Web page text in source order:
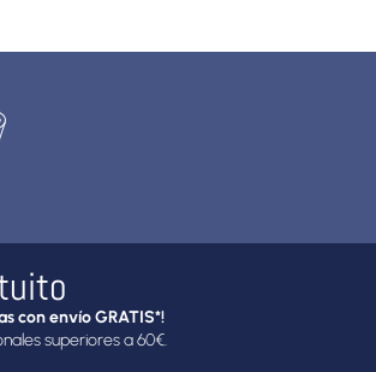
con envío GRATIS*!
superiores a 60€.